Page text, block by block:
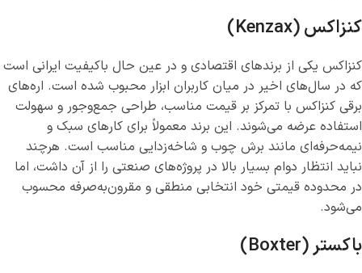
کنزاکس (Kenzax)
کنزاکس یکی از برندهای اقتصادی و در عین حال باکیفیت ایرانی است
که در سال‌های اخیر در میان کاربران ابزار محبوب شده است. اره‌های
برقی کنزاکس با تمرکز بر قیمت مناسب، طراحی جمع‌وجور و سهولت
استفاده عرضه می‌شوند. این برند معمولاً برای کارهای سبک و
نیمه‌حرفه‌ای مانند برش چوب و شاخه‌زدایی مناسب است. هرچند
نباید انتظار دوام بسیار بالا در پروژه‌های صنعتی را از آن داشت، اما
در محدوده قیمتی خود انتخابی منطقی و مقرون‌به‌صرفه محسوب
می‌شود.
باکستر (Boxter)